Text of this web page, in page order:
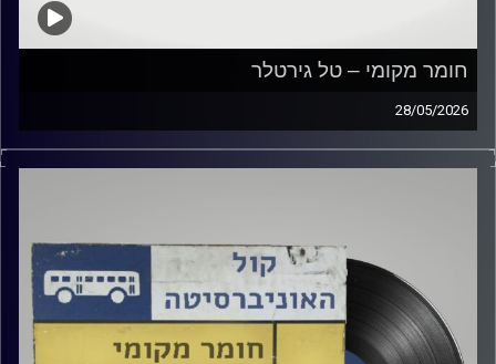
חומר מקומי – טל גירטלר
28/05/2026
שעה של מוזיקה ישראלית עם טל גירטלר